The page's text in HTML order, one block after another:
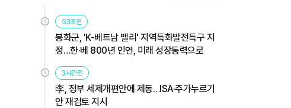
53초전
봉화군, 'K-베트남 밸리' 지역특화발전특구 지
정…한·베 800년 인연, 미래 성장동력으로
3시간전
李, 정부 세제개편안에 제동…ISA·주가누르기
안 재검토 지시